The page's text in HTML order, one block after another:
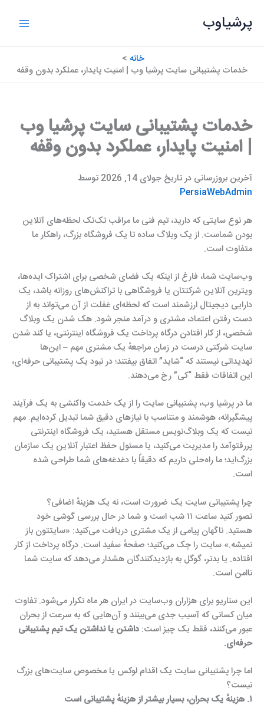
محتوا
پرشیاوب
خانه
خدمات پشتیبانی سایت پرشیا وب | امنیت پایدار، عملکرد بدون وقفه
خدمات پشتیبانی سایت پرشیا وب
| امنیت پایدار، عملکرد بدون وقفه
آخرین بروزرسانی در تاریخ جولای 14, 2026 توسط
PersiaWebAdmin
هر نوع سایتی که دارید، تیم فنی ما مراقب تک‌تک لحظه‌های آنلاین
بودن شماست. از یک وبلاگ ساده تا یک فروشگاه بزرگ، راهکار ما
متفاوت است.
وب‌سایت شما، فارغ از اینکه یک فضای شخصی برای اشتراک ایده‌ها،
ویترین آنلاین شرکتتان یا فروشگاهی با تراکنش‌های روزانه باشد، یک
دارایی دیجیتال ارزشمند است که لحظه‌ای غفلت از آن می‌تواند به از
دست رفتن اعتماد، مشتری و درآمد منجر شود. هک شدن یک وبلاگ
شخصی، از کار افتادن درگاه پرداخت یک فروشگاه اینترنتی، یا کند شدن
سایت شرکتی درست در زمان مراجعهٔ یک مشتری مهم – این‌ها
تهدیداتی نیستند که “شاید” اتفاق بیفتند؛ در نبود یک پشتیبانی حرفه‌ای،
این اتفاقات فقط “کی” رخ می‌دهند.
ما در پرشیا وب، پشتیبانی سایت را از یک خدمت واکنشی به یک فرآیند
پیشگیرانه، هوشمند و متناسب با نیازهای دقیق شما تبدیل کرده‌ایم. مهم
نیست که یک وبلاگ‌نویس مستقل هستید، یک فروشگاه اینترنتی
پررفتوآمد را مدیریت می‌کنید، یا مسئول حفظ اعتبار آنلاین یک سازمان
بزرگ‌اید؛ ما راه‌حلی داریم که دقیقاً با دغدغه‌های شما طراحی شده
است.
چرا پشتیبانی سایت یک ضرورت است، نه یک هزینهٔ اضافی؟
تصور کنید ساعت ۱۱ شب است و شما در حال بررسی گوشی خود
هستید. ناگهان پیامی از یک مشتری دریافت می‌کنید: «سایتتون باز
نمیشه.» سایت را چک می‌کنید؛ صفحهٔ سفید است. درگاه پرداخت از کار
افتاده. یا بدتر، گوگل به بازدیدکنندگان هشدار می‌دهد که سایت شما
ناامن است.
این سناریو برای هزاران وب‌سایت در ایران هر ماه تکرار می‌شود. تفاوت
میان کسانی که آسیب جدی می‌بینند و آن‌هایی که به سرعت از بحران
عبور می‌کنند، فقط یک چیز است: داشتن یا نداشتن یک تیم پشتیبانی
حرفه‌ای.
اما چرا پشتیبانی سایت یک اقدام لوکس یا مخصوص سایت‌های بزرگ
نیست؟
۱. هزینهٔ یک بحران، بسیار بیشتر از هزینهٔ پشتیبانی است